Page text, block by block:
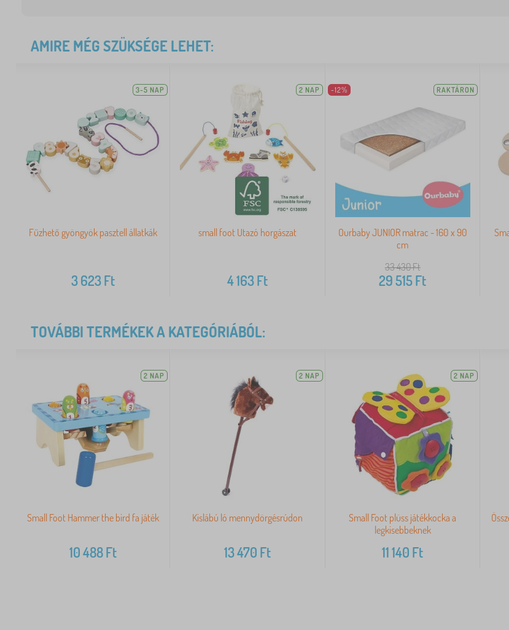
AMIRE MÉG SZÜKSÉGE LEHET:
3-5 NAP
Fűzhető gyöngyök pasztell állatkák
3 623Ft
2 NAP
small foot Utazó horgászat
4 163Ft
-12% RAKTÁRON
Ourbaby JUNIOR matrac - 160 x 90
cm
33 430Ft
29 515Ft
TOVÁBBI TERMÉKEK A KATEGÓRIÁBÓL:
2 NAP
Small Foot Hammer the bird fa játék
10 488Ft
2 NAP
Kislábú ló mennydörgésrúdon
13 470 Ft
2 NAP
Small Foot plüss játékkocka a
legkisebbeknek
11 140 Ft